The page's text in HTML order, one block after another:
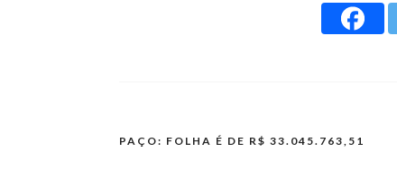
PAÇO: FOLHA É DE R$ 33.045.763,51